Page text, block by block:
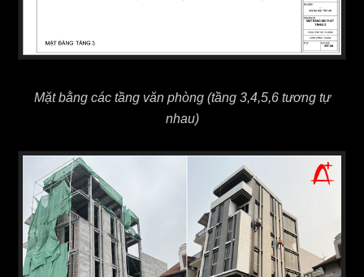
Mặt bằng các tầng văn phòng (tầng 3,4,5,6 tương tự
nhau)